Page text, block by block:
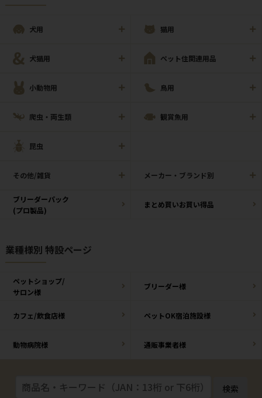
犬用 猫用
犬猫用 ペット住関連用品
小動物用 鳥用
爬虫・両生類 観賞魚用
昆虫
その他/雑貨 メーカー・ブランド別
ブリーダーパック
(プロ製品)
まとめ買いお買い得品
業種様別 特設ページ
ペットショップ/
サロン様
ブリーダー様
カフェ/飲食店様 ペットOK宿泊施設様
動物病院様 通販事業者様
検索